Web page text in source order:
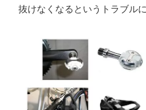
抜けなくなるというトラブルに